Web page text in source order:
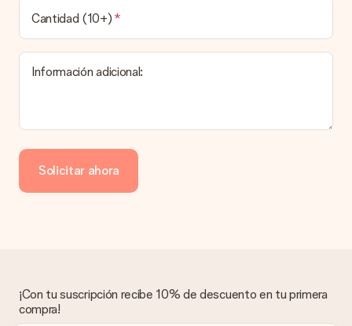
obsequio?
El tiempo de entrega se puede encontrar en la página del
producto del regalo.
¿Cómo puedo pagar mi pedido?
de crédito o transferencia bancaria. En caso de elegir
transferencia bancaria, ten en cuenta 3 días adicionales para la
entrega de tu regalo.
asunto contigo. Ponte en contacto con nuestro equipo de
atención al cliente por teléfono, correo electrónico o chat y
buscaremos una solución adecuada para ti.
Cantidad (10+)
Información adicional:
Solicitar ahora
¡Con tu suscripción recibe 10% de descuento en tu primera
compra!